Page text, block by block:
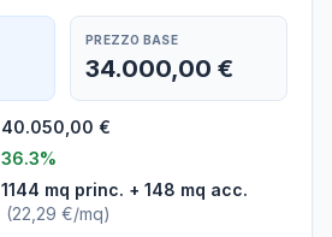
PREZZO BASE
34.000,00 €
40.050,00 €
36.3%
1144 mq princ. + 148 mq acc.
(22,29 €/mq)